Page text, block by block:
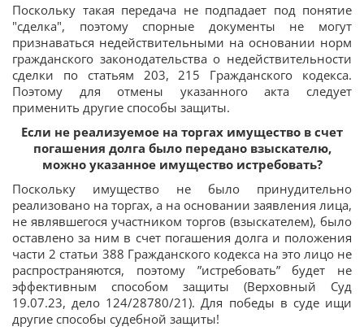
Поскольку такая передача не подпадает под понятие
"сделка", поэтому спорные документы не могут
признаваться недействительными на основании норм
гражданского законодательства о недействительности
сделки по статьям 203, 215 Гражданского кодекса.
Поэтому для отмены указанного акта следует
применить другие способы защиты.
Если не реализуемое на торгах имущество в счет
погашения долга было передано взыскателю,
можно указанное имущество истребовать?
Поскольку имущество не было принудительно
реализовано на торгах, а на основании заявления лица,
не являвшегося участником торгов (взыскателем), было
оставлено за ним в счет погашения долга и положения
части 2 статьи 388 Гражданского кодекса на это лицо не
распространяются, поэтому ”истребовать” будет не
эффективным способом защиты (Верховный Суд
19.07.23, дело 124/28780/21). Для победы в суде ищи
другие способы судебной защиты!